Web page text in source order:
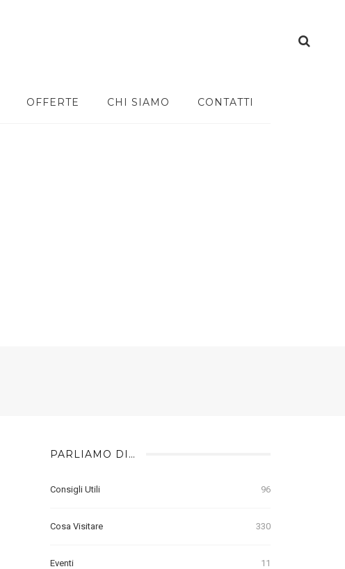
OFFERTE CHI SIAMO CONTATTI
PARLIAMO DI…
Consigli Utili 96
Cosa Visitare 330
Eventi 11